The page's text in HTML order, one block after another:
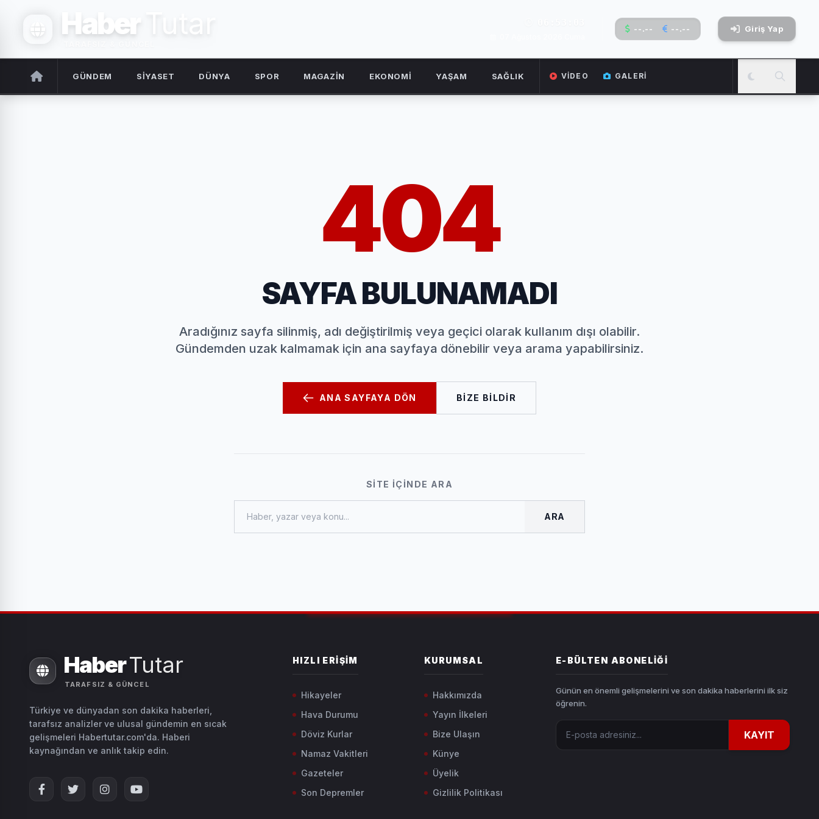
Haber Tutar --.-- --.-- Giriş Yap
GÜNDEM SİYASET DÜNYA SPOR MAGAZİN EKONOMİ YAŞAM SAĞLIK VIDEO GALERI
404
SAYFA BULUNAMADI
Aradığınız sayfa silinmiş, adı değiştirilmiş veya geçici olarak kullanım dışı olabilir.
Gündemden uzak kalmamak için ana sayfaya dönebilir veya arama yapabilirsiniz.
ANA SAYFAYA DÖN BIZE BILDIR
SITE İÇINDE ARA
ARA
HaberTutar
TARAFSIZ & GÜNCEL
Türkiye ve dünyadan son dakika haberleri,
tarafsız analizler ve ulusal gündemin en sıcak
gelişmeleri Habertutar.com'da. Haberi
kaynağından ve anlık takip edin.
HIZLI ERIŞIM
Hikayeler
Hava Durumu
Döviz Kurlar
Namaz Vakitleri
Gazeteler
Son Depremler
KURUMSAL
Hakkımızda
Yayın İlkeleri
Bize Ulaşın
Künye
Üyelik
Gizlilik Politikası
E-BÜLTEN ABONELIĞI
Günün en önemli gelişmelerini ve son dakika haberlerini ilk siz
öğrenin.
KAYIT